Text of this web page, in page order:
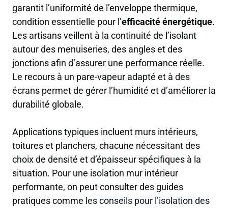
garantit l’uniformité de l’enveloppe thermique,
condition essentielle pour l’efficacité énergétique.
Les artisans veillent à la continuité de l’isolant
autour des menuiseries, des angles et des
jonctions afin d’assurer une performance réelle.
Le recours à un pare-vapeur adapté et à des
écrans permet de gérer l’humidité et d’améliorer la
durabilité globale.
Applications typiques incluent murs intérieurs,
toitures et planchers, chacune nécessitant des
choix de densité et d’épaisseur spécifiques à la
situation. Pour une isolation mur intérieur
performante, on peut consulter des guides
pratiques comme les conseils pour l’isolation des